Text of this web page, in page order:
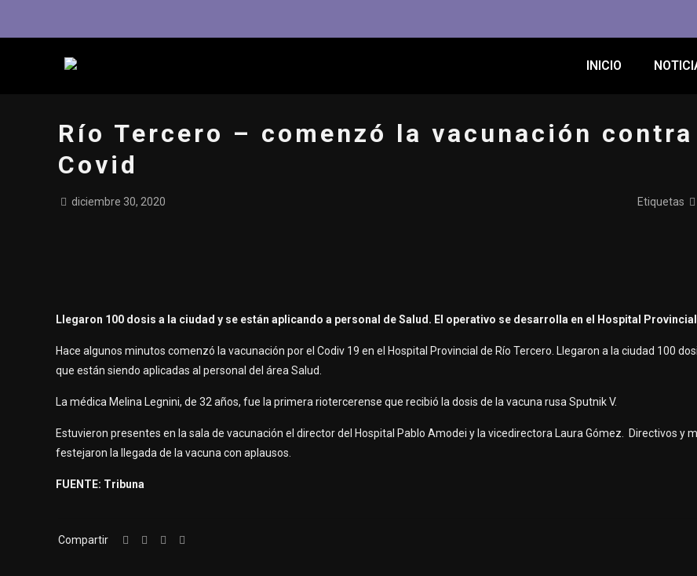
INICIO
Río Tercero – comenzó la vacunación contra
Covid
diciembre 30, 2020 Etiquetas
Llegaron 100 dosis a la ciudad y se están aplicando a personal de Salud. El operativo se desarrolla en el Hospital
Hace algunos minutos comenzó la vacunación por el Codiv 19 en el Hospital Provincial de Río Tercero. Llegaron a la ciudad 100
que están siendo aplicadas al personal del área Salud.
La médica Melina Legnini, de 32 años, fue la primera riotercerense que recibió la dosis de la vacuna rusa Sputnik V.
Estuvieron presentes en la sala de vacunación el director del Hospital Pablo Amodei y la vicedirectora Laura Gómez. Directivos y
festejaron la llegada de la vacuna con aplausos.
FUENTE: Tribuna
Compartir